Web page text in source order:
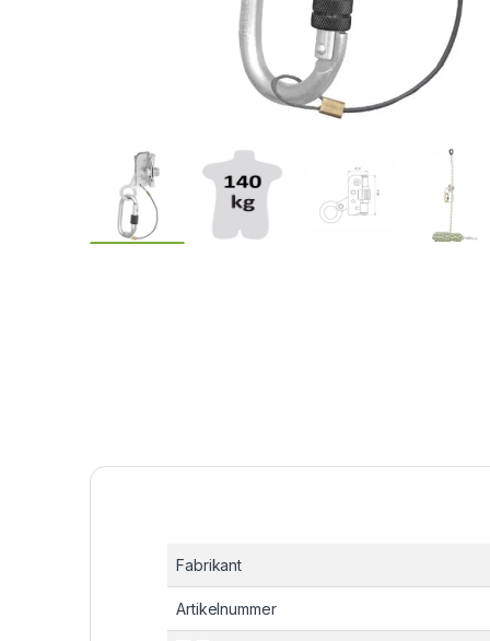
Fabrikant
Artikelnummer